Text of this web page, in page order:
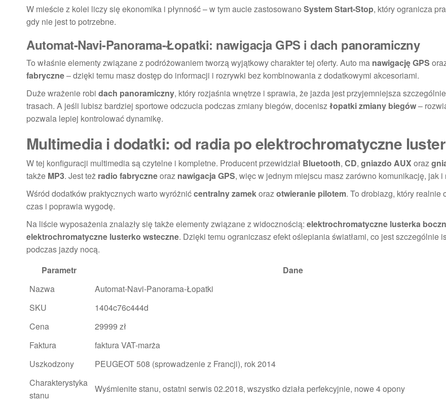
W mieście z kolei liczy się ekonomika i płynność – w tym aucie zastosowano System Start-Stop, który ogranicza
gdy nie jest to potrzebne.
Automat-Navi-Panorama-Łopatki: nawigacja GPS i dach panoramiczny
To właśnie elementy związane z podróżowaniem tworzą wyjątkowy charakter tej oferty. Auto ma nawigację GPS
fabryczne– dzięki temu masz dostęp do informacji i rozrywki bez kombinowania z dodatkowymi akcesoriami.
Duże wrażenie robi dach panoramiczny, który rozjaśnia wnętrze i sprawia, że jazda jest przyjemniejsza
trasach. A jeśli lubisz bardziej sportowe odczucia podczas zmiany biegów, doceniszłopatki zmiany biegów–
pozwala lepiej kontrolować dynamikę.
Multimedia i dodatki: od radia po elektrochromatyczne
W tej konfiguracji multimedia są czytelne i kompletne. Producent przewidział Bluetooth, CD, gniazdo AUXoraz
także MP3. Jest też radio fabryczneoraz nawigacja GPS, więc w jednym miejscu masz zarówno komunikację, jak i
Wśród dodatków praktycznych warto wyróżnićcentralny zamekorazotwieranie pilotem. To drobiazg, który realnie
czas i poprawia wygodę.
Na liście wyposażenia znalazły się także elementy związane z widocznością: elektrochromatyczne lusterka
elektrochromatyczne lusterko wsteczne. Dzięki temu ograniczasz efekt oślepiania światłami, co jest szczególnie
podczas jazdy nocą.
Parametr
Dane
Nazwa
Automat-Navi-Panorama-Łopatki
SKU
1404c76c444d
Cena
29999 zł
Faktura
faktura VAT-marża
Uszkodzony
PEUGEOT 508 (sprowadzenie z Francji), rok 2014
Charakterystyka
stanu
Wyśmienite stanu, ostatni serwis 02.2018, wszystko działa perfekcyjnie, nowe 4 opony